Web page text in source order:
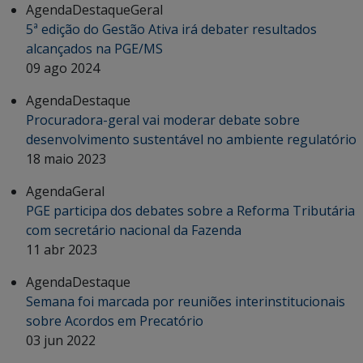
AgendaDestaqueGeral
5ª edição do Gestão Ativa irá debater resultados
alcançados na PGE/MS
09 ago 2024
AgendaDestaque
Procuradora-geral vai moderar debate sobre
desenvolvimento sustentável no ambiente regulatório
18 maio 2023
AgendaGeral
PGE participa dos debates sobre a Reforma Tributária
com secretário nacional da Fazenda
11 abr 2023
AgendaDestaque
Semana foi marcada por reuniões interinstitucionais
sobre Acordos em Precatório
03 jun 2022